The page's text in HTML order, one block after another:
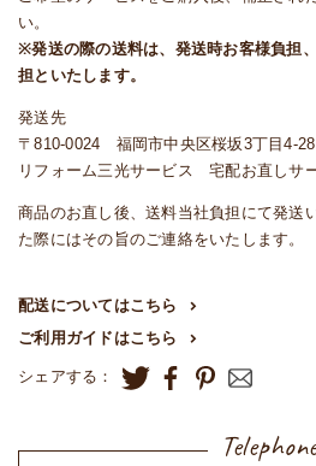
い。
※発送の際の送料は、発送時お客様負担
担といたします。
発送先
〒810-0024 福岡市中央区桜坂3丁目4-
リフォーム三光サービス 宅配お直し
商品のお直し後、送料当社負担にて発送
た際にはその旨のご連絡をいたします。
配送についてはこちら
ご利用ガイドはこちら
シェアする：